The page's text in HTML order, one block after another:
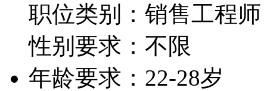
职位类别：销售工程师
性别要求：不限
年龄要求：22-28岁